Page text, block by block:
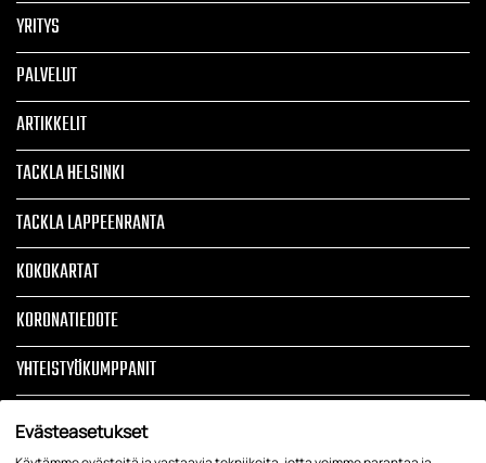
YRITYS
PALVELUT
ARTIKKELIT
TACKLA HELSINKI
TACKLA LAPPEENRANTA
KOKOKARTAT
KORONATIEDOTE
YHTEISTYÖKUMPPANIT
TOIMITUSEHDOT
Evästeasetukset